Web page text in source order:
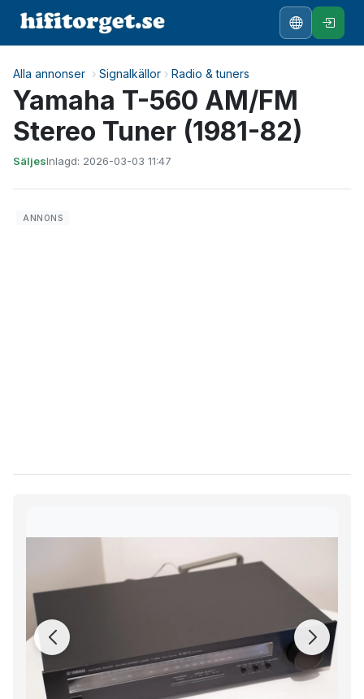
Alla annonser › Signalkällor › Radio & tuners
Yamaha T-560 AM/FM
Stereo Tuner (1981-82)
SäljesInlagd: 2026-03-03 11:47